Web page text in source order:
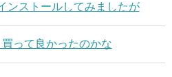
ンストールしてみましたが
って良かったのかな